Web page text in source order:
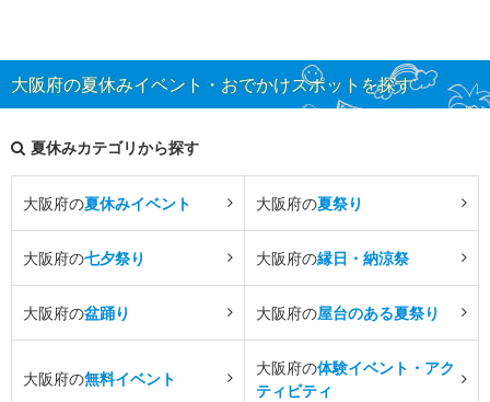
大阪府の夏休みイベント・おでかけスポットを探す
夏休みカテゴリから探す
大阪府の夏休みイベント 大阪府の夏祭り
大阪府の七夕祭り 大阪府の縁日・納涼祭
大阪府の盆踊り 大阪府の屋台のある夏祭り
大阪府の無料イベント
大阪府の体験イベント・アク
ティビティ